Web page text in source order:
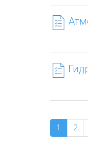
1 2